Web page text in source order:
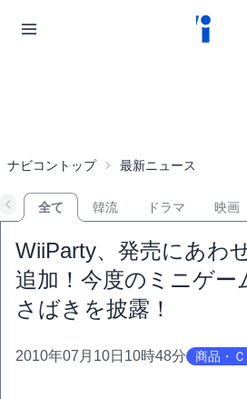
ナビコントップ 最新ニュース
全て 韓流 ドラマ 映画
WiiParty、発売にあわ
追加！今度のミニゲー
さばきを披露！
2010年07月10日10時48分 商品・Ｃ